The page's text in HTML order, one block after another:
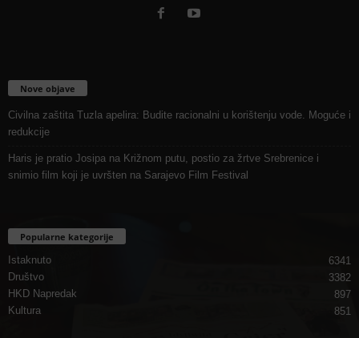
Nove objave
Civilna zaštita Tuzla apelira: Budite racionalni u korištenju vode. Moguće i
redukcije
Haris je pratio Josipa na Križnom putu, postio za žrtve Srebrenice i
snimio film koji je uvršten na Sarajevo Film Festival
Popularne kategorije
Istaknuto
6341
Društvo
3382
HKD Napredak
897
Kultura
851